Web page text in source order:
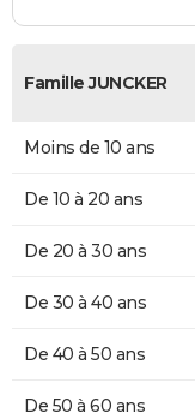
Famille JUNCKER
Moins de 10 ans
De 10 à 20 ans
De 20 à 30 ans
De 30 à 40 ans
De 40 à 50 ans
De 50 à 60 ans